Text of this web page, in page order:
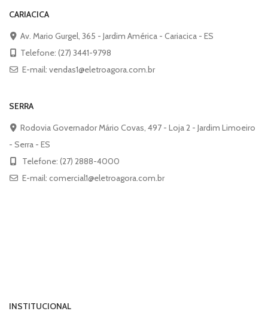
CARIACICA
Av. Mario Gurgel, 365 - Jardim América - Cariacica - ES
Telefone: (27) 3441-9798
E-mail: vendas1@eletroagora.com.br
SERRA
Rodovia Governador Mário Covas, 497 - Loja 2 - Jardim Limoeiro
- Serra - ES
Telefone: (27) 2888-4000
E-mail: comercial1@eletroagora.com.br
INSTITUCIONAL